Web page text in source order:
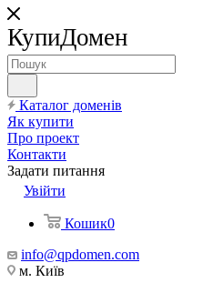
КупиДомен
Каталог доменів
Як купити
Про проект
Контакти
Задати питання
Увійти
Кошик0
info@qpdomen.com
м. Київ